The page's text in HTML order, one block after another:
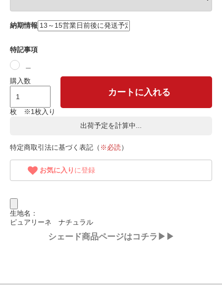
納期情報
特記事項
購入数
枚 ※1枚入り
カートに入れる
出荷予定を計算中...
特定商取引法に基づく表記（ ※必読）
お気に入り に登録
生地名：
ピュアリーネ ナチュラル
シェード商品ページはコチラ▶▶